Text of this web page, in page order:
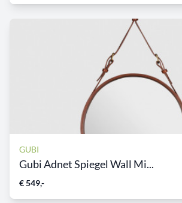
GUBI
Gubi Adnet Spiegel Wall Mi...
€ 549,-